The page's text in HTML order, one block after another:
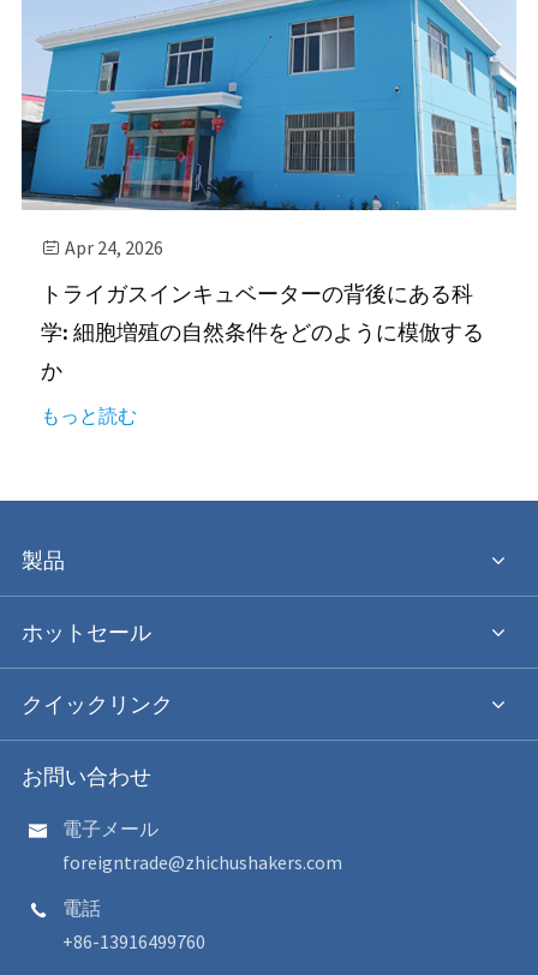
 Apr 24, 2026
トライガスインキュベーターの背後にある科
学: 細胞増殖の自然条件をどのように模倣する
か
もっと読む
製品
ホットセール
クイックリンク
お問い合わせ

電子メール
foreigntrade@zhichushakers.com

電話
+86-13916499760